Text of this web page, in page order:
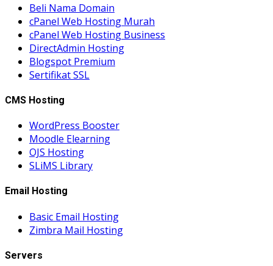
Beli Nama Domain
cPanel Web Hosting Murah
cPanel Web Hosting Business
DirectAdmin Hosting
Blogspot Premium
Sertifikat SSL
CMS Hosting
WordPress Booster
Moodle Elearning
OJS Hosting
SLiMS Library
Email Hosting
Basic Email Hosting
Zimbra Mail Hosting
Servers